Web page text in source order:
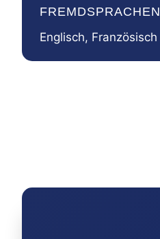
FREMDSPRACHEN
Englisch, Französisch